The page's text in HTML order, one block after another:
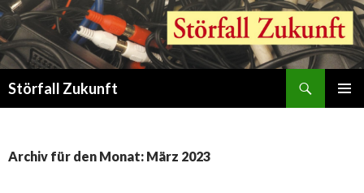
Störfall Zukunft
Archiv für den Monat: März 2023